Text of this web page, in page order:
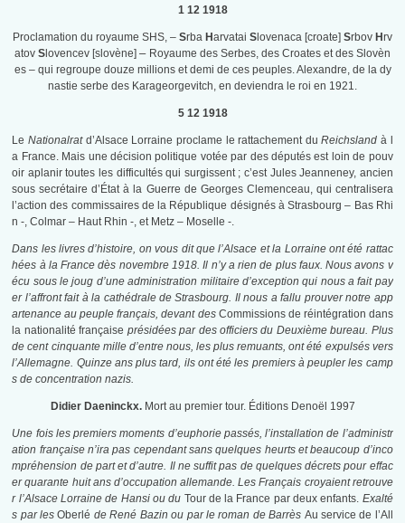
1 12 1918
Proclamation du royaume SHS, – Srba H arvatai S lovenaca [croate] Srbov H rv
atov S lovencev [slovène] – Royaume des Serbes, des Croates et des Slovèn
es – qui regroupe douze millions et demi de ces peuples. Alexandre, de la dy
nastie serbe des Karageorgevitch, en deviendra le roi en 1921.
5 12 1918
Le Nationalrat d’Alsace Lorraine proclame le rattachement duReichsland à l
a France. Mais une décision politique votée par des députés est loin de pouv
oir aplanir toutes les difficultés qui surgissent ; c’est Jules Jeanneney, ancien
sous secrétaire d’État à la Guerre de Georges Clemenceau, qui centralisera
l’action des commissaires de la République désignés à Strasbourg – Bas Rhi
n -, Colmar – Haut Rhin -, et Metz – Moselle -.
Dans les livres d’histoire, on vous dit que l’Alsace et la Lorraine ont été rattac
hées à la France dès novembre 1918. Il n’y a rien de plus faux. Nous avons v
écu sous le joug d’une administration militaire d’exception qui nous a fait pay
er l’affront fait à la cathédrale de Strasbourg. Il nous a fallu prouver notre app
artenance au peuple français, devant des Commissions de réintégration dans
la nationalité française présidées par des officiers du Deuxième bureau. Plus
de cent cinquante mille d’entre nous, les plus remuants, ont été expulsés vers
l’Allemagne. Quinze ans plus tard, ils ont été les premiers à peupler les camp
s de concentration nazis.
Didier Daeninckx. Mort au premier tour. Éditions Denoël 1997
Une fois les premiers moments d’euphorie passés, l’installation de l’administr
ation française n’ira pas cependant sans quelques heurts et beaucoup d’inco
mpréhension de part et d’autre. Il ne suffit pas de quelques décrets pour effac
er quarante huit ans d’occupation allemande. Les Français croyaient retrouve
r l’Alsace Lorraine de Hansi ou du Tour de la France par deux enfants. Exalté
s par lesOberlé de René Bazin ou par le roman de Barrès Au service de l’All